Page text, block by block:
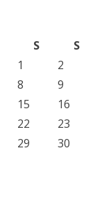
S
S
1
2
8
9
15
16
22
23
29
30